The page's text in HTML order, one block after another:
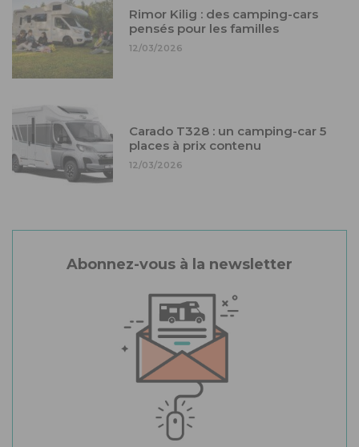
Rimor Kilig : des camping-cars
pensés pour les familles
12/03/2026
Carado T328 : un camping-car 5
places à prix contenu
12/03/2026
Abonnez-vous à la newsletter